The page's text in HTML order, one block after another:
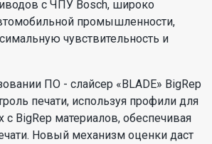
с ЧПУ Bosch, широко
промышленности,
чувствительность и
ПО - слайсер «BLADE» BigRep
печати, используя профили для
BigRep материалов, обеспечивая
Новый механизм оценки даст